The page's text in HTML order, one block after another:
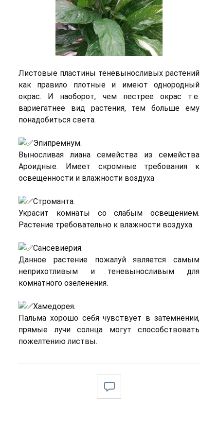
Листовые пластины теневыносливых растений
как правило плотные и имеют однородный
окрас. И наоборот, чем пестрее окрас т.е.
вариегатнее вид растения, тем больше ему
понадобиться света.
Эпипремнум.
Выносливая лиана семейства из семейства
Ароидные. Имеет скромные требования к
освещенности и влажности воздуха
Строманта.
Украсит комнаты со слабым освещением.
Растение требовательно к влажности воздуха.
Сансевиерия.
Данное растение пожалуй является самым
неприхотливым и теневыносливым для
комнатного озеленения.
Хамедорея.
Пальма хорошо себя чувствует в затемнении,
прямые лучи солнца могут способствовать
пожелтению листвы.